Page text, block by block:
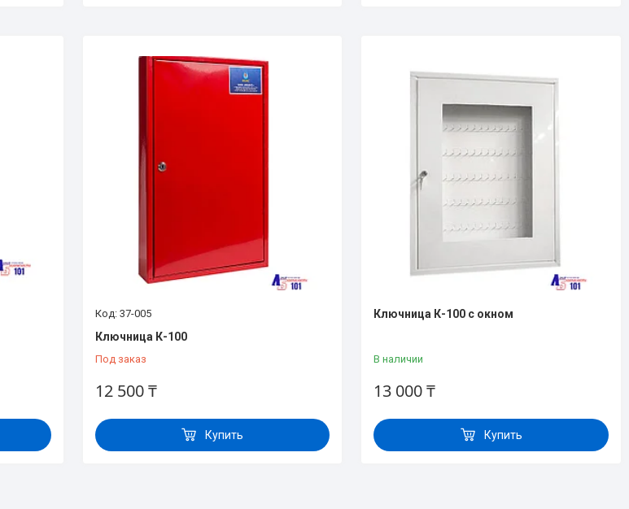
37-005
Ключница К-100
Под заказ
12 500 ₸
Купить
Ключница К-100 c окном
В наличии
13 000 ₸
Купить